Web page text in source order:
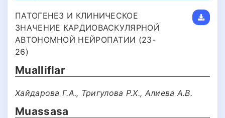
ПАТОГЕНЕЗ И КЛИНИЧЕСКОЕ
ЗНАЧЕНИЕ КАРДИОВАСКУЛЯРНОЙ
АВТОНОМНОЙ НЕЙРОПАТИИ (23-
26)
Mualliflar
Хайдарова Г.А., Тригулова Р.Х., Алиева А.В.
Muassasa